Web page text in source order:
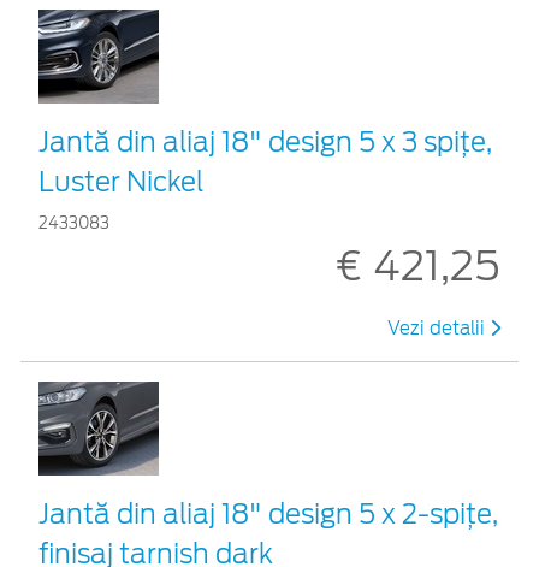
Jantă din aliaj 18" design 5 x 3 spițe,
Luster Nickel
2433083
€ 421,25
Vezi detalii
Jantă din aliaj 18" design 5 x 2-spiţe,
finisaj tarnish dark